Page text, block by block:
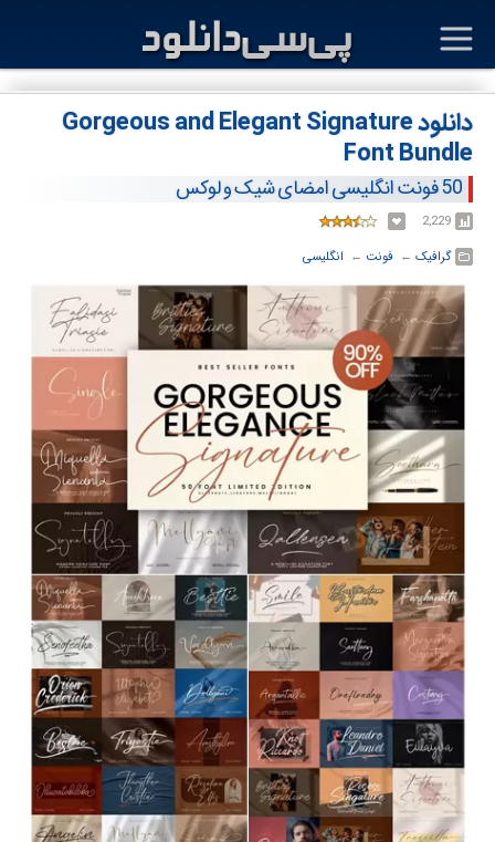
دانلود Gorgeous and Elegant Signature
Font Bundle
50 فونت انگلیسی امضای شیک و لوکس
2,229
گرافیک ← ‏ فونت ← ‏ انگلیسی